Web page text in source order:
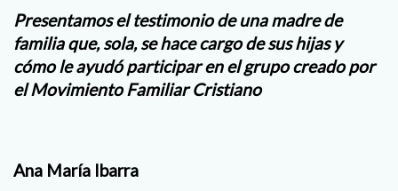
Presentamos el testimonio de una madre de
familia que, sola, se hace cargo de sus hijas y
cómo le ayudó participar en el grupo creado por
el Movimiento Familiar Cristiano
Ana María Ibarra